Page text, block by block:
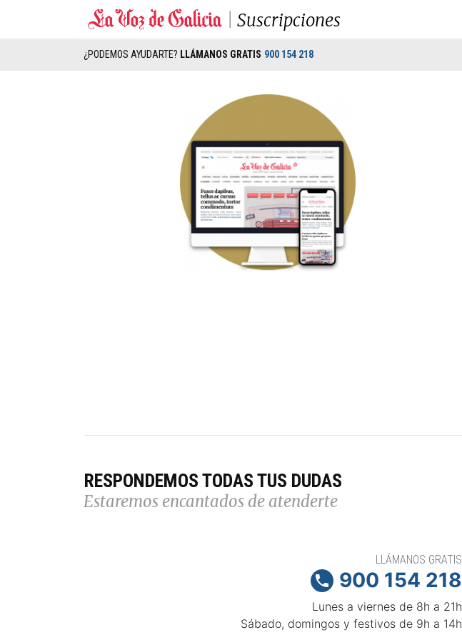
Suscripciones
¿PODEMOS AYUDARTE? LLÁMANOS GRATIS 900 154 218
RESPONDEMOS TODAS TUS DUDAS
Estaremos encantados de atenderte
LLÁMANOS GRATIS
 900 154 218
Lunes a viernes de 8h a 21h
Sábado, domingos y festivos de 9h a 14h